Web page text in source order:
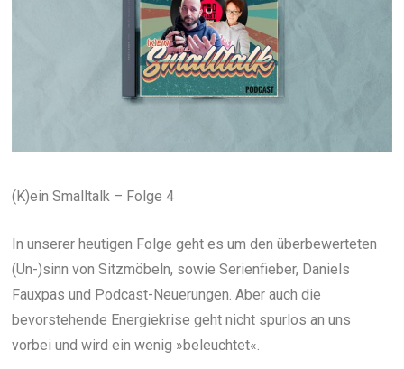
(K)ein Smalltalk – Folge 4
In unserer heutigen Folge geht es um den überbewerteten
(Un-)sinn von Sitzmöbeln, sowie Serienfieber, Daniels
Fauxpas und Podcast-Neuerungen. Aber auch die
bevorstehende Energiekrise geht nicht spurlos an uns
vorbei und wird ein wenig »beleuchtet«.